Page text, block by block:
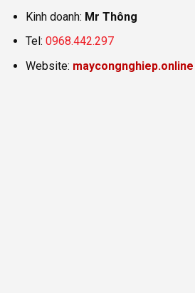
Kinh doanh: Mr Thông
Tel: 0968.442.297
Website: maycongnghiep.online